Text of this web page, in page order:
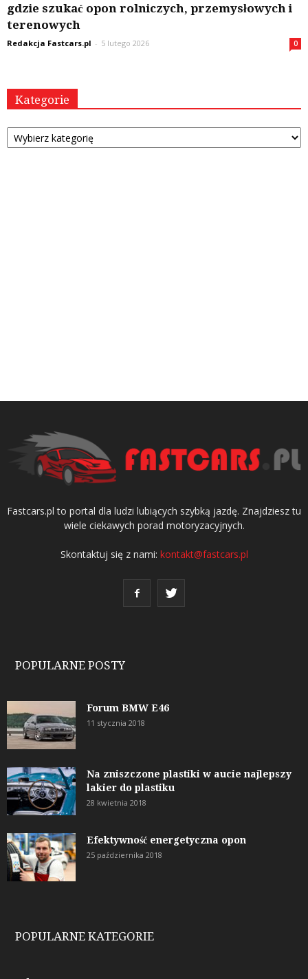
gdzie szukać opon rolniczych, przemysłowych i
terenowych
Redakcja Fastcars.pl - 5 lutego 2026 0
Kategorie
Kategorie
Fastcars.pl to portal dla ludzi lubiących szybką jazdę. Znajdziesz tu
wiele ciekawych porad motoryzacyjnych.
Skontaktuj się z nami: kontakt@fastcars.pl
POPULARNE POSTY
Forum BMW E46
11 stycznia 2018
Na zniszczone plastiki w aucie najlepszy
lakier do plastiku
28 kwietnia 2018
Efektywność energetyczna opon
25 października 2018
POPULARNE KATEGORIE